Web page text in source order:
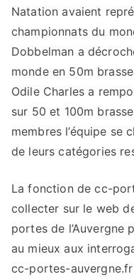
Natation avaient
championnats du
Dobbelman a
monde en 50m
Odile Charles a
sur 50 et 100m
membres l’équipe se
de leurs catégories
La fonction de cc-
collecter sur le web
portes de l’Auvergne
au mieux aux
cc-portes-